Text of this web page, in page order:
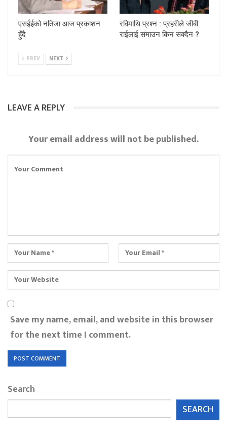
एसईईको नतिजा आज प्रकाशन
हुँदै
रविमाथि प्रश्न : प्रहरीले जीबी
राईलाई समाउन किन सक्दैन ?
PREV NEXT
LEAVE A REPLY
Your email address will not be published.
Save my name, email, and website in this browser
for the next time I comment.
Search
SEARCH